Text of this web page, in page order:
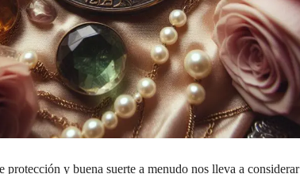
protección y buena suerte a menudo nos lleva a considerar